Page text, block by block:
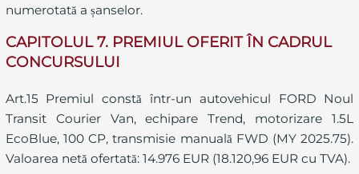
numerotată a șanselor.
CAPITOLUL 7. PREMIUL OFERIT ÎN CADRUL
CONCURSULUI
Art.15 Premiul constă într-un autovehicul FORD Noul
Transit Courier Van, echipare Trend, motorizare 1.5L
EcoBlue, 100 CP, transmisie manuală FWD (MY 2025.75).
Valoarea netă ofertată: 14.976 EUR (18.120,96 EUR cu TVA).